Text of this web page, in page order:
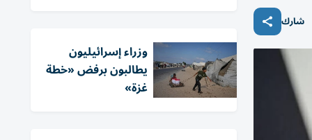
شارك
وزراء إسرائيليون
يطالبون برفض «خطة
غزة»